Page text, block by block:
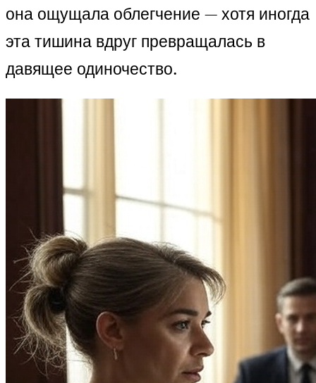
она ощущала облегчение — хотя иногда
эта тишина вдруг превращалась в
давящее одиночество.